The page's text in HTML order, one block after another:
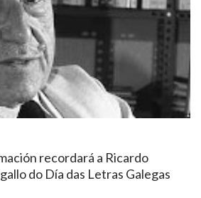
recordará a Ricardo
do Día das Letras Galegas